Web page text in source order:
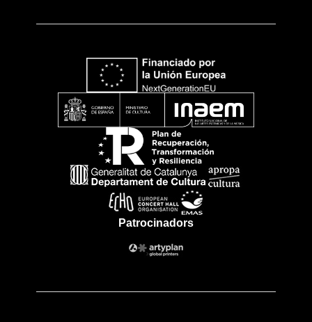
Patrocinadors